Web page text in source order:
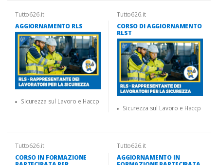
Tutto626.it
AGGIORNAMENTO RLS
Sicurezza sul Lavoro e Haccp
Tutto626.it
CORSO DI AGGIORNAMENTO
RLST
Sicurezza sul Lavoro e Haccp
Tutto626.it
CORSO IN FORMAZIONE
Tutto626.it
AGGIORNAMENTO IN